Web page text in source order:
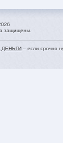
защищены.
– если срочно